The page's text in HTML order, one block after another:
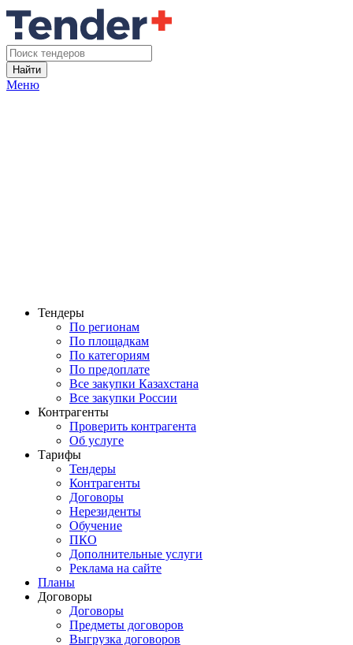
Найти
Меню
Тендеры
По регионам
По площадкам
По категориям
По предоплате
Все закупки Казахстана
Все закупки России
Контрагенты
Проверить контрагента
Об услуге
Тарифы
Тендеры
Контрагенты
Договоры
Нерезиденты
Обучение
ПКО
Дополнительные услуги
Реклама на сайте
Планы
Договоры
Договоры
Предметы договоров
Выгрузка договоров